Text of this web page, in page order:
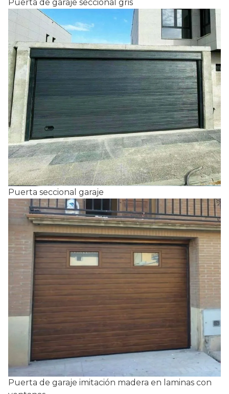
Puerta de garaje seccional gris
Puerta seccional garaje
Puerta de garaje imitación madera en laminas con